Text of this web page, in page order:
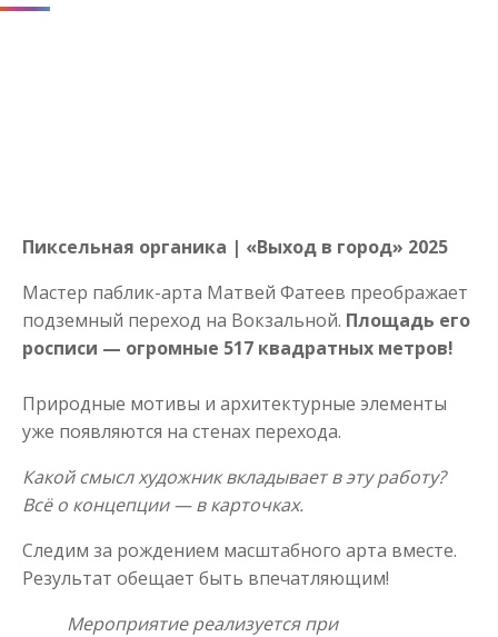
Пиксельная органика | «Выход в город» 2025
Мастер паблик-арта Матвей Фатеев преображает
подземный переход на Вокзальной. Площадь его
росписи — огромные 517 квадратных метров!
Природные мотивы и архитектурные элементы
уже появляются на стенах перехода.
Какой смысл художник вкладывает в эту работу?
Всё о концепции — в карточках.
Следим за рождением масштабного арта вместе.
Результат обещает быть впечатляющим!
Мероприятие реализуется при